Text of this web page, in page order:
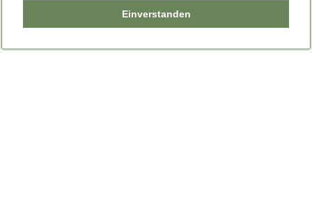
Einverstanden